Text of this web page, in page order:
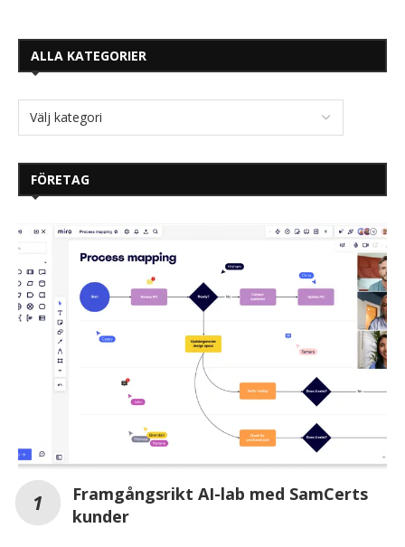
ALLA KATEGORIER
FÖRETAG
Framgångsrikt AI-lab med SamCerts
kunder